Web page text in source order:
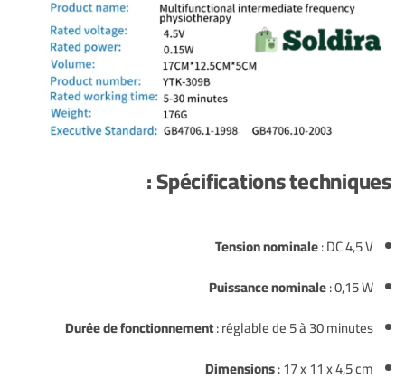
Spécifications techniques :
Tension nominale: DC 4,5 V
Puissance nominale: 0,15 W
Durée de fonctionnement: réglable de 5 à 30 minutes
Dimensions: 17 x 11 x 4,5 cm